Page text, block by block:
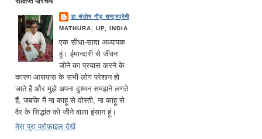
डा.संतोष गौड़ राष्ट्रप्रेमी
MATHURA, UP, INDIA
एक सीधा-सादा अध्यापक
हूं। ईमान्दारी से जीवन
जीने का प्रयास करने के
कारण आसपास के सभी लोग परेशान हो
जाते हैं और मुझे अपना दुश्मन समझने लगते
हैं, जबकि मैं ना काहू से दोस्ती, ना काहू से
वैर के सिद्धांत को जीने वाला इंसान हूं।
मेरा पूरा प्रोफ़ाइल देखें